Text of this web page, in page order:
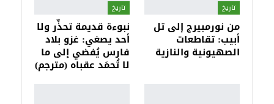
تاريخ
من نورمبيرج إلى تل
أبيب: تقاطعات
الصهيونية والنازية
تاريخ
نبوءة قديمة تحذِّر ولا
أحد يصغي: غزو بلاد
فارس يُفضي إلى ما
لا تُحمَد عقباه (مترجم)